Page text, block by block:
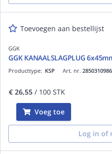
Toevoegen aan bestellijst
GGK
GGK KANAALSLAGPLUG
Art. nr. 2850310986
Producttype: KSP
€ 26,55 / 100 STK
Voeg toe
Log in of